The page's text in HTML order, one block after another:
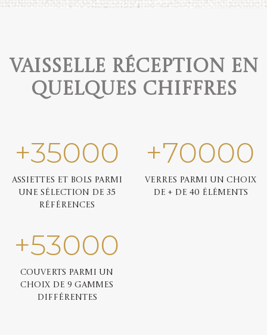
Vaisselle réception en
quelques chiffres
+35000
Assiettes et bols parmi
une sélection de 35
références
+70000
Verres parmi un choix
de + de 40 éléments
+53000
Couverts parmi un
choix de 9 gammes
différentes